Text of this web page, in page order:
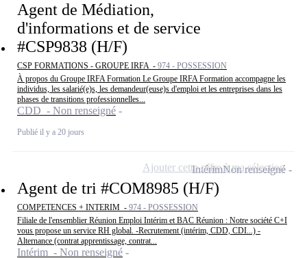
Agent de Médiation,
d'informations et de service
#CSP9838 (H/F)
CSP FORMATIONS - GROUPE IRFA - 974 - POSSESSION
À propos du Groupe IRFA Formation Le Groupe IRFA Formation accompagne les
individus, les salarié(e)s, les demandeur(euse)s d'emploi et les entreprises dans les
phases de transitions professionnelles...
CDD - Non renseigné
Publié il y a 20 jours
Agent de tri #COM8985 (H/F)
COMPETENCES + INTERIM - 974 - POSSESSION
Filiale de l'ensemblier Réunion Emploi Intérim et BAC Réunion : Notre société C+I
vous propose un service RH global. -Recrutement (intérim, CDD, CDI...) -
Alternance (contrat apprentissage, contrat...
Intérim - Non renseigné
IntérimNon renseigné
Ajouter cette offre à ma sélection